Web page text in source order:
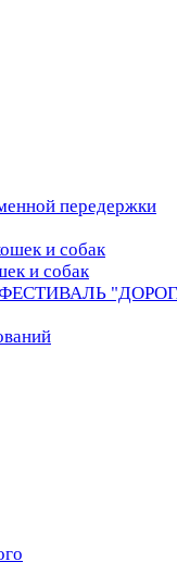
передержки
и собак
и собак